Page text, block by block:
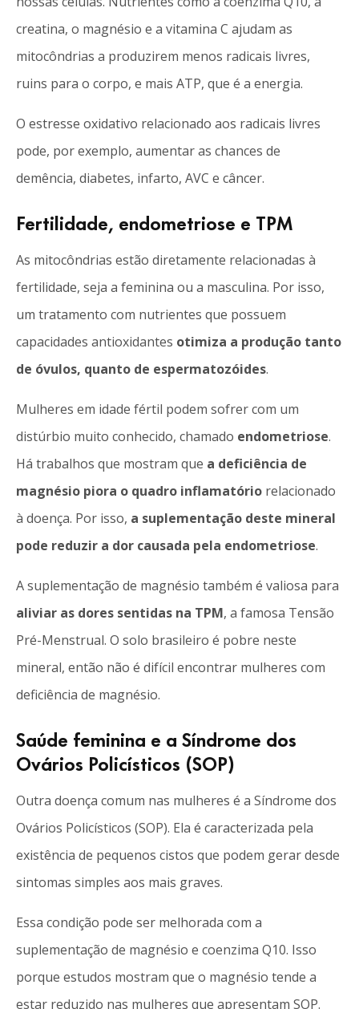
creatina, o magnésio e a vitamina C ajudam as
mitocôndrias a produzirem menos radicais livres,
ruins para o corpo, e mais ATP, que é a energia.
O estresse oxidativo relacionado aos radicais livres
pode, por exemplo, aumentar as chances de
demência, diabetes, infarto, AVC e câncer.
Fertilidade, endometriose e TPM
As mitocôndrias estão diretamente relacionadas à
fertilidade, seja a feminina ou a masculina. Por isso,
um tratamento com nutrientes que possuem
capacidades antioxidantes otimiza a produção tanto
de óvulos, quanto de espermatozóides.
Mulheres em idade fértil podem sofrer com um
distúrbio muito conhecido, chamado endometriose.
Há trabalhos que mostram que a deficiência de
magnésio piora o quadro inflamatório relacionado
à doença. Por isso, a suplementação deste mineral
pode reduzir a dor causada pela endometriose.
A suplementação de magnésio também é valiosa para
aliviar as dores sentidas na TPM, a famosa Tensão
Pré-Menstrual. O solo brasileiro é pobre neste
mineral, então não é difícil encontrar mulheres com
deficiência de magnésio.
Saúde feminina e a Síndrome dos
Ovários Policísticos (SOP)
Outra doença comum nas mulheres é a Síndrome dos
Ovários Policísticos (SOP). Ela é caracterizada pela
existência de pequenos cistos que podem gerar desde
sintomas simples aos mais graves.
Essa condição pode ser melhorada com a
suplementação de magnésio e coenzima Q10. Isso
porque estudos mostram que o magnésio tende a
estar reduzido nas mulheres que apresentam SOP.